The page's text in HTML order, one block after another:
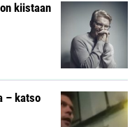
kiistaan
– katso